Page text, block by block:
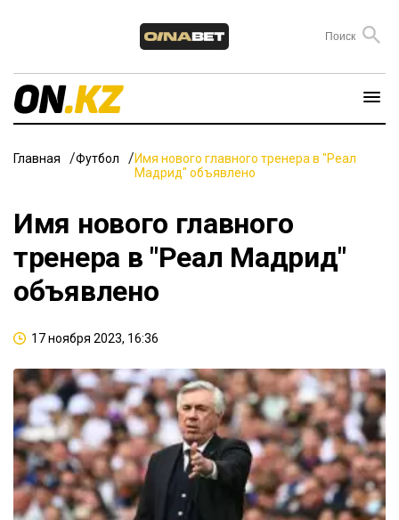
Главная Футбол
Имя нового главного тренера в "Реал
Мадрид" объявлено
Имя нового главного
тренера в "Реал Мадрид"
объявлено
17 ноября 2023, 16:36